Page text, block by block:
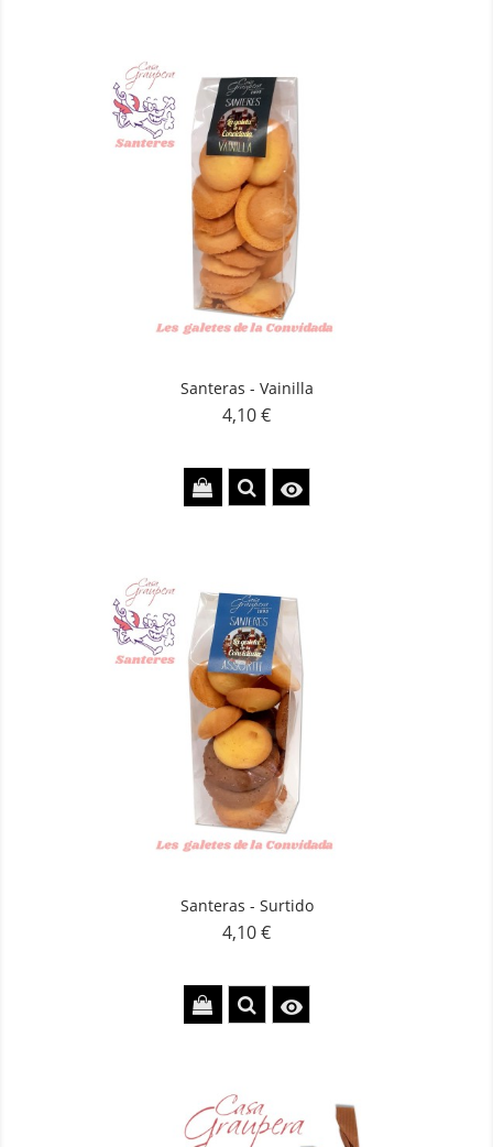
Santeras - Vainilla
Precio
4,10 €

Santeras - Surtido
Precio
4,10 €
